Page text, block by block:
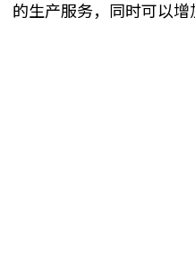
的生产服务，同时可以增